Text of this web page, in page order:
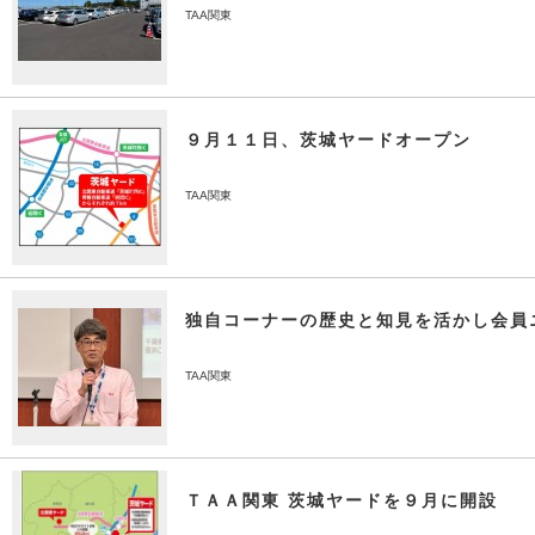
TAA関東
９月１１日、茨城ヤードオープン
TAA関東
独自コーナーの歴史と知見を活かし会員
TAA関東
ＴＡＡ関東 茨城ヤードを９月に開設